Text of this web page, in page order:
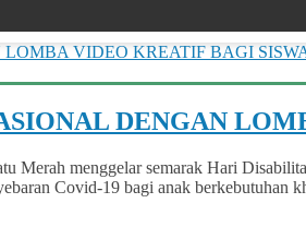
DENGAN
Merah menggelar semarak Hari
Covid-19 bagi anak